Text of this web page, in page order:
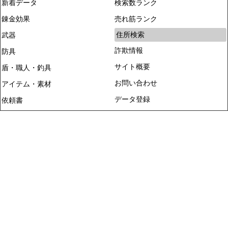
新着データ
錬金効果
武器
防具
盾・職人・釣具
アイテム・素材
依頼書
検索数ランク
売れ筋ランク
住所検索
詐欺情報
サイト概要
お問い合わせ
データ登録